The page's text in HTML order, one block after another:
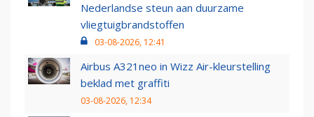
Nederlandse steun aan duurzame
vliegtuigbrandstoffen
03-08-2026, 12:41
Airbus A321neo in Wizz Air-kleurstelling
beklad met graffiti
03-08-2026, 12:34